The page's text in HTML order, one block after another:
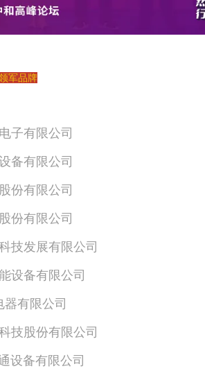
军品牌
子有限公司
备有限公司
份有限公司
份有限公司
技发展有限公司
设备有限公司
有限公司
技股份有限公司
设备有限公司